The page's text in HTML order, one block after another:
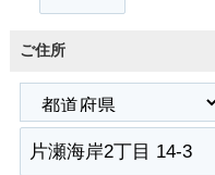
ご住所